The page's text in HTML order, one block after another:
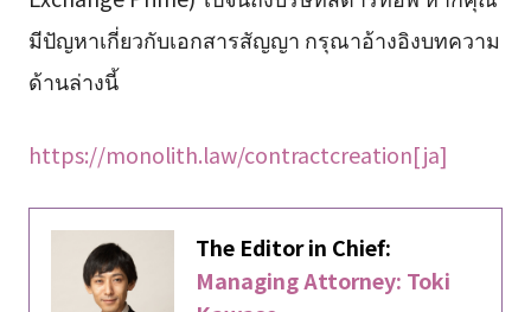
มีปัญหาเกี่ยวกับเอกสารสัญญา กรุณาอ้างอิงบทความ
ด้านล่างนี้
https://monolith.law/contractcreation[ja]
The Editor in Chief:
Managing Attorney: Toki